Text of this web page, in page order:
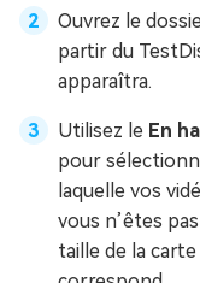
Ouvrez le
partir du
apparaîtra.
Utilisez le En
pour
laquelle vos
vous n’êtes
taille de la